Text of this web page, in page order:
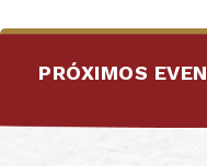
PRÓXIMOS